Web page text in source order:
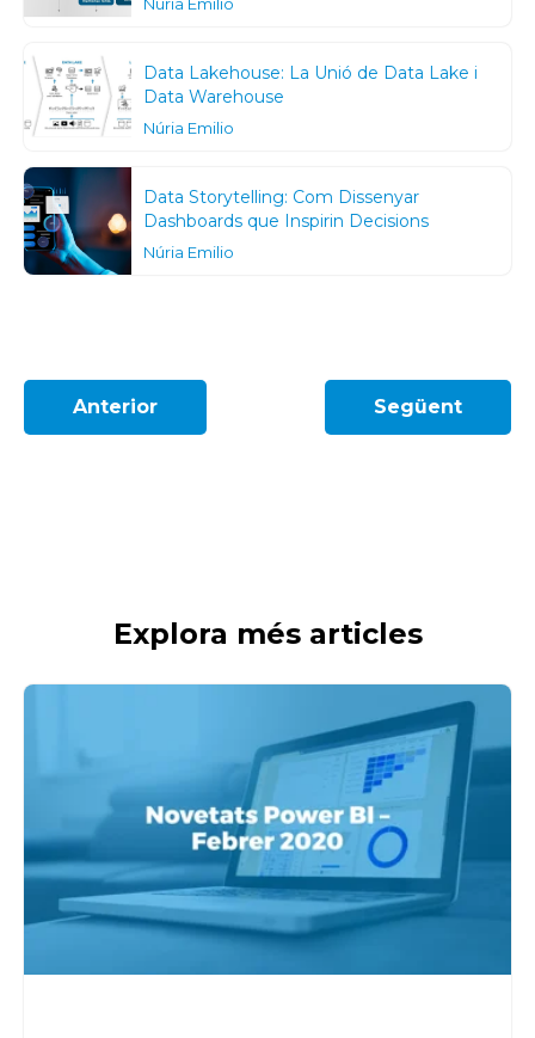
Núria Emilio
Data Lakehouse: La Unió de Data Lake i
Data Warehouse
Núria Emilio
Data Storytelling: Com Dissenyar
Dashboards que Inspirin Decisions
Núria Emilio
Anterior Següent
Explora més articles